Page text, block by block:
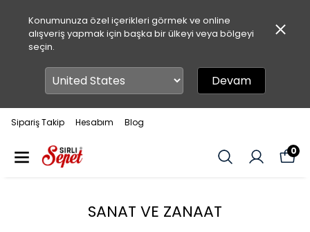
Konumunuza özel içerikleri görmek ve online
alışveriş yapmak için başka bir ülkeyi veya bölgeyi
seçin.
Devam
Sipariş Takip Hesabım Blog
0
SANAT VE ZANAAT